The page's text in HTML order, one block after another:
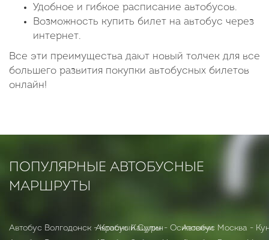
Удобное и гибкое расписание автобусов.
Возможность купить билет на автобус через
интернет.
Все эти преимущества дают новый толчек для все
большего развития покупки автобусных билетов
онлайн!
ПОПУЛЯРНЫЕ АВТОБУСНЫЕ
МАРШРУТЫ
Автобус Волгодонск - Красный Сулин
Автобус Кацуры - ОсиповичиАвтобус Москва -